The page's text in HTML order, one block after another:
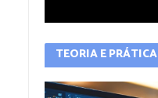
TEORIA E PRÁTICA